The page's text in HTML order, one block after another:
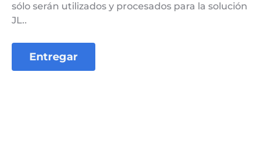
sólo serán utilizados y procesados ​​para la solución
JL..
Entregar